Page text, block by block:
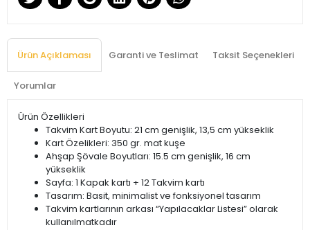
Ürün Açıklaması Garanti ve Teslimat Taksit Seçenekleri
Yorumlar
Ürün Özellikleri
Takvim Kart Boyutu: 21 cm genişlik, 13,5 cm yükseklik
Kart Özelikleri: 350 gr. mat kuşe
Ahşap Şövale Boyutları: 15.5 cm genişlik, 16 cm
yükseklik
Sayfa: 1 Kapak kartı + 12 Takvim kartı
Tasarım: Basit, minimalist ve fonksiyonel tasarım
Takvim kartlarının arkası “Yapılacaklar Listesi” olarak
kullanılmatkadır